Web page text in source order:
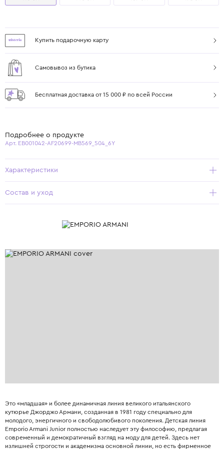
Купить подарочную карту
Самовывоз из бутика
Бесплатная доставка от 15 000 ₽ по всей России
Подробнее о продукте
Арт. EB001042-AF20699-MB569_504_6Y
Характеристики
Состав и уход
Это «младшая» и более динамичная линия великого итальянского
кутюрье Джорджо Армани, созданная в 1981 году специально для
молодого, энергичного и свободолюбивого поколения. Детская линия
Emporio Armani Junior полностью наследует эту философию, предлагая
современный и демократичный взгляд на моду для детей. Здесь нет
излишней строгости и академизма основной линии, но есть фирменное